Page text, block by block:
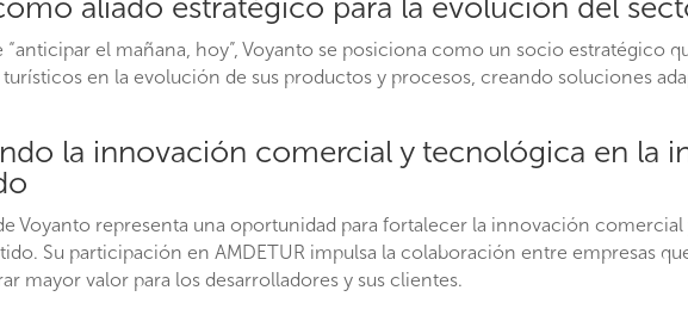
aliado estratégico para la evolución del
“anticipar el mañana, hoy”, Voyanto se posiciona como un socio estratégico
en la evolución de sus productos y procesos, creando soluciones
la innovación comercial y tecnológica en la
Voyanto representa una oportunidad para fortalecer la innovación
Su participación en AMDETUR impulsa la colaboración entre empresas
mayor valor para los desarrolladores y sus clientes.